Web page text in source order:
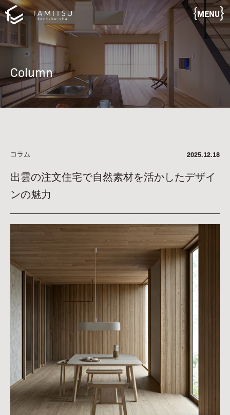
MENU
Column
コラム 2025.12.18
出雲の注文住宅で自然素材を活かしたデザイ
ンの魅力